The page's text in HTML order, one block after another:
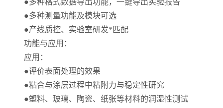
●多种格式数据导出功能，一键导出实验报告
●多种测量功能及模块可选
●产线质控、实验室研发*匹配
功能与应用：
应用：
●评价表面处理的效果
●粘合与涂层过程中粘附力与稳定性研究
●塑料、玻璃、陶瓷、纸张等材料的润湿性测试